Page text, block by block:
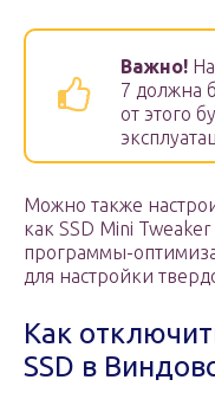
Важно!
7 должна
от этого
Можно также
как SSD Mini
программы-
для настройки
Как
SSD в